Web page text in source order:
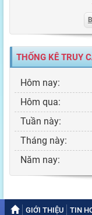
THỐNG KÊ TRUY
Hôm nay:
Hôm qua:
Tuần này:
Tháng này:
Năm nay:
GIỚI THIỆU TIN